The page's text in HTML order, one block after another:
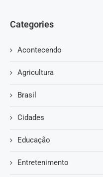
Categories
Acontecendo
Agricultura
Brasil
Cidades
Educação
Entretenimento